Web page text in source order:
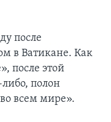
после
в Ватикане. Как
после этой
полон
всем мире».